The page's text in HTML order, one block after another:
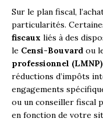
Sur le plan fiscal,
particularités.
fiscaux liés à des
le Censi-Bouvard ou
professionnel (LMNP)
réductions d’impôts
engagements
ou un conseiller fiscal
en fonction de votre